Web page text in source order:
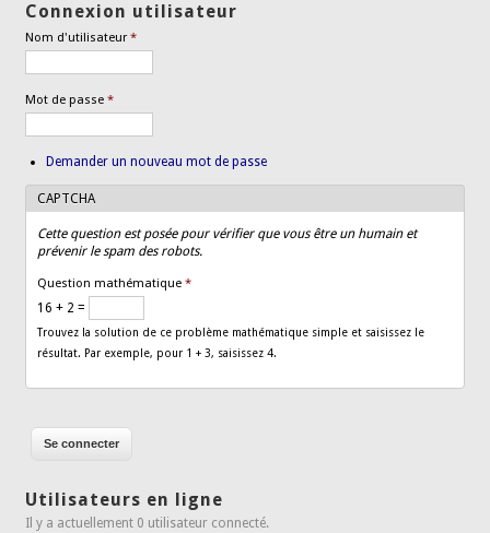
Connexion utilisateur
Nom d'utilisateur*
Mot de passe*
Demander un nouveau mot de passe
CAPTCHA
Cette question est posée pour vérifier que vous être un humain et
prévenir le spam des robots.
Question mathématique*
16 + 2 =
Trouvez la solution de ce problème mathématique simple et saisissez le
résultat. Par exemple, pour 1 + 3, saisissez 4.
Utilisateurs en ligne
Il y a actuellement 0 utilisateur connecté.